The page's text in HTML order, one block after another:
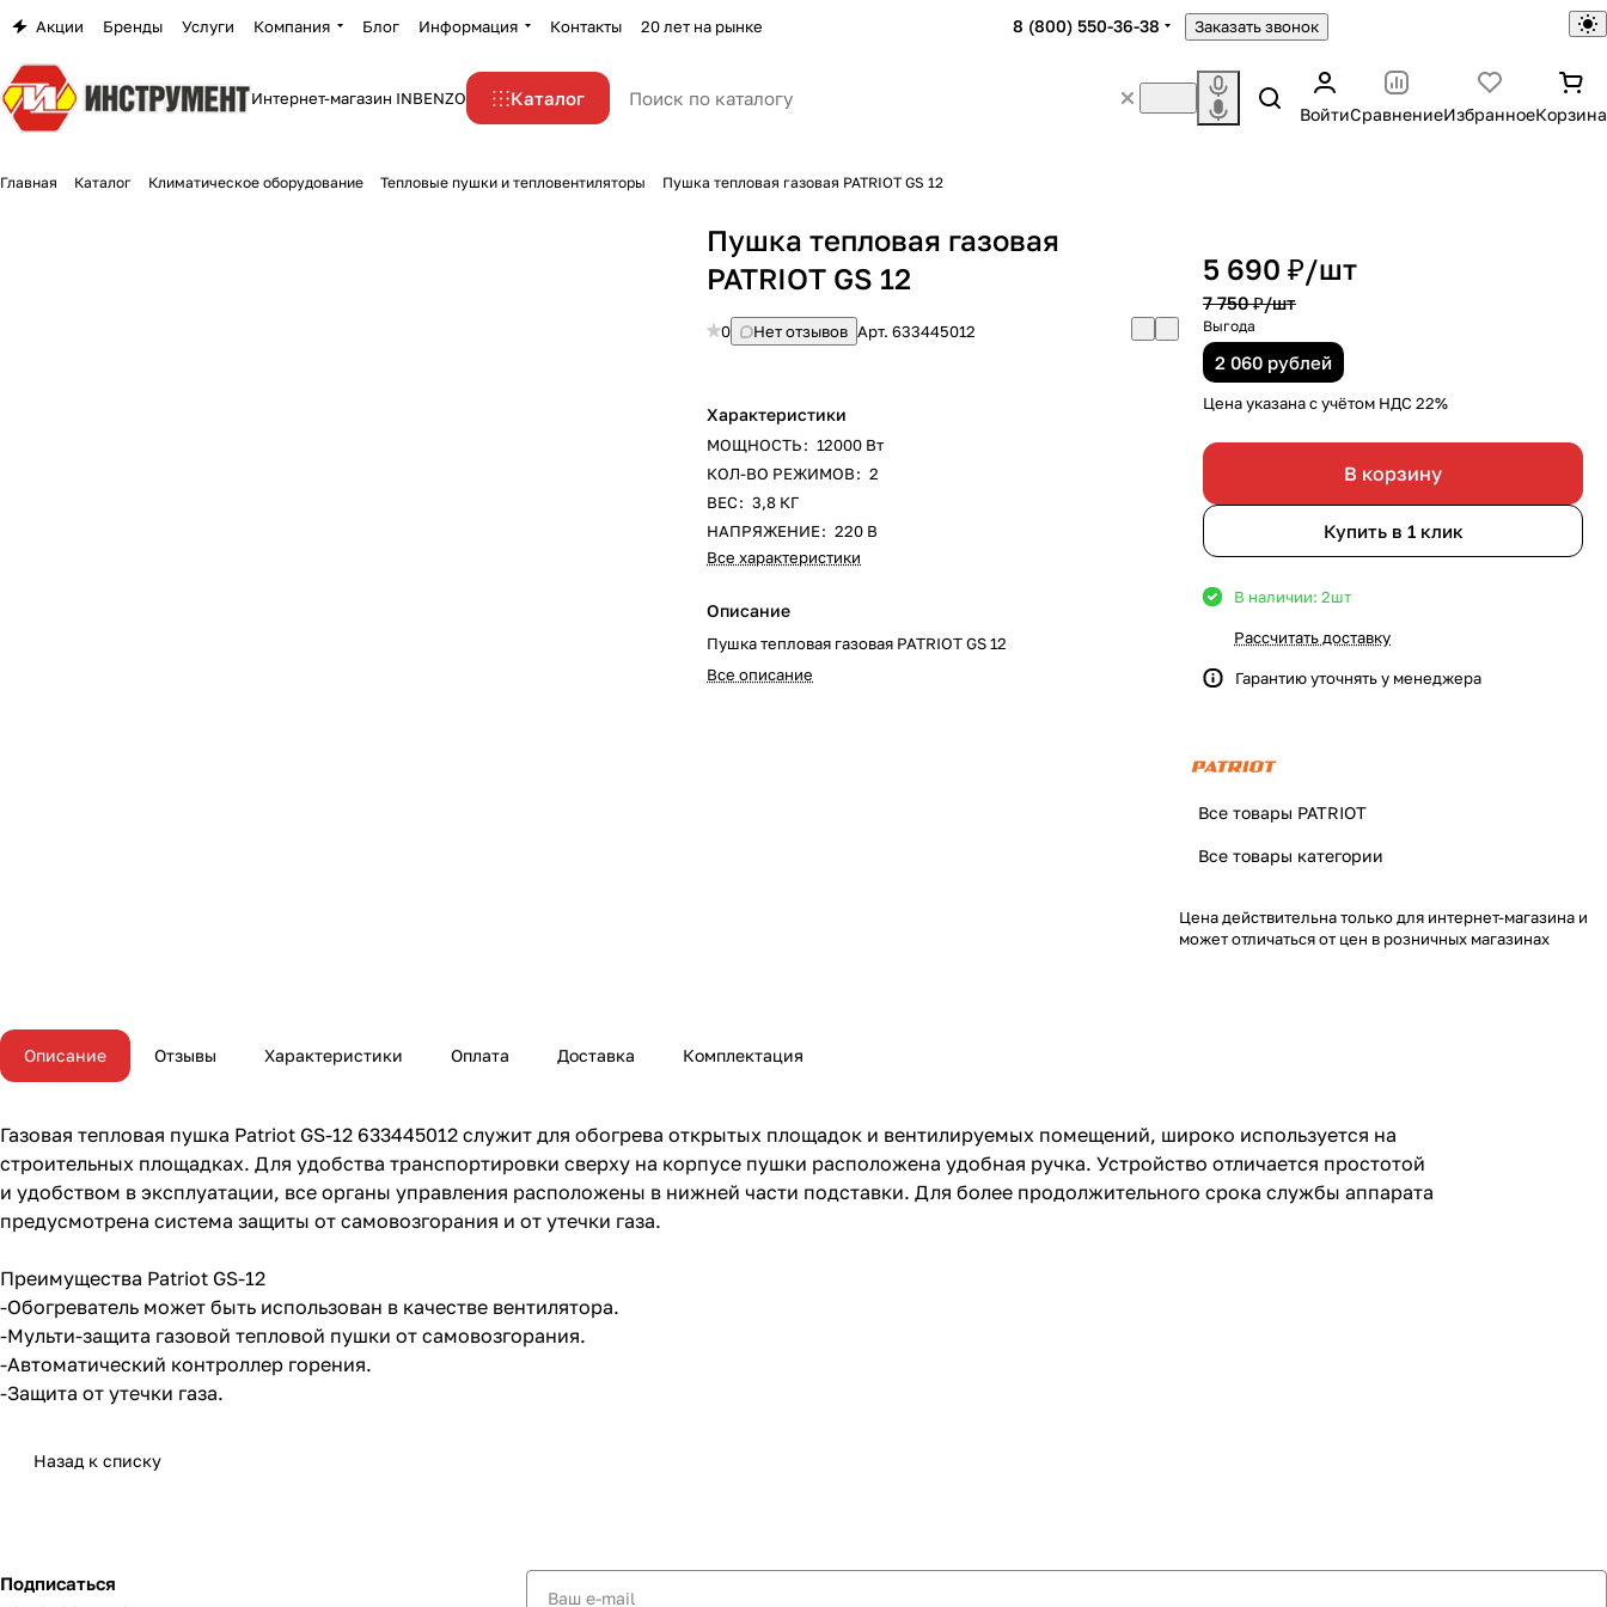
Акции Бренды Услуги Компания Блог Информация Контакты 20 лет на рынке 8 (800) 550-36-38 Заказать звонок
Интернет-магазин INBENZO Каталог
ВойтиСравнениеИзбранноеКорзина
Главная Каталог Климатическое оборудование Тепловые пушки и тепловентиляторы Пушка тепловая газовая PATRIOT GS 12
Пушка тепловая газовая
PATRIOT GS 12
0 Нет отзывов Арт.633445012
Характеристики
МОЩНОСТЬ: 12000 Вт
КОЛ-ВО РЕЖИМОВ: 2
ВЕС: 3,8 КГ
НАПРЯЖЕНИЕ: 220 В
Все характеристики
Описание
Пушка тепловая газовая PATRIOT GS 12
Все описание
5 690 ₽/шт
7 750 ₽/шт
Выгода
2 060 рублей
Цена указана с учётом НДС 22%
В корзину
Купить в 1 клик
В наличии: 2шт
Рассчитать доставку
Гарантию уточнять у менеджера
Все товары PATRIOT
Все товары категории
Цена действительна только для интернет-магазина и
может отличаться от цен в розничных магазинах
Описание Отзывы Характеристики Оплата Доставка Комплектация
Газовая тепловая пушка Patriot GS-12 633445012 служит для обогрева открытых площадок и вентилируемых помещений, широко используется на
строительных площадках. Для удобства транспортировки сверху на корпусе пушки расположена удобная ручка. Устройство отличается простотой
и удобством в эксплуатации, все органы управления расположены в нижней части подставки. Для более продолжительного срока службы аппарата
предусмотрена система защиты от самовозгорания и от утечки газа.
Преимущества Patriot GS-12
-Обогреватель может быть использован в качестве вентилятора.
-Мульти-защита газовой тепловой пушки от самовозгорания.
-Автоматический контроллер горения.
-Защита от утечки газа.
Назад к списку
Подписаться